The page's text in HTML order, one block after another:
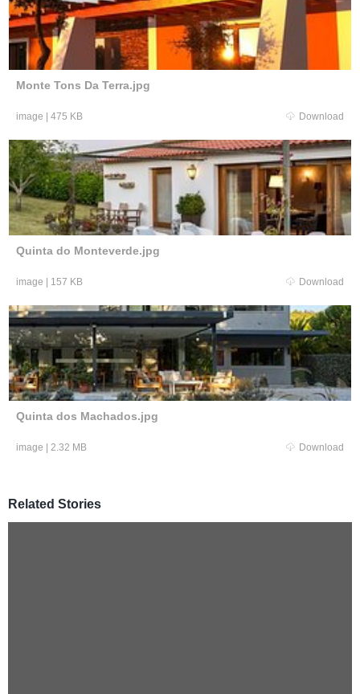
Monte Tons Da Terra.jpg
image 475 KB Download
Quinta do Monteverde.jpg
image 157 KB Download
Quinta dos Machados.jpg
image 2.32 MB Download
Related Stories